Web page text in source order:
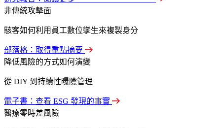
非傳統攻擊面
駭客如何利用員工數位孿生來複製身分
部落格：取得重點摘要
降低風險的方式如何演變
從 DIY 到持續性曝險管理
電子書：查看 ESG 發現的事實
醫療零時差風險